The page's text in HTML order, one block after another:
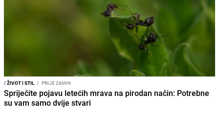
/ŽIVOT I STIL I PRIJE 26MIN
Spriječite pojavu letećih mrava na pirodan način: Potrebne
su vam samo dvije stvari